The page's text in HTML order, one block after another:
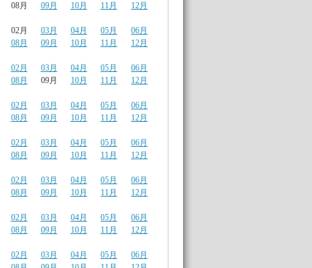
08月 09月 10月 11月
12月
02月 03月 04月 05月
06月
08月 09月 10月 11月
12月
02月 03月 04月 05月
06月
08月 09月 10月 11月
12月
02月 03月 04月 05月
06月
08月 09月 10月 11月
12月
02月 03月 04月 05月
06月
08月 09月 10月 11月
12月
02月 03月 04月 05月
06月
08月 09月 10月 11月
12月
02月 03月 04月 05月
06月
08月 09月 10月 11月
12月
02月 03月 04月 05月
06月